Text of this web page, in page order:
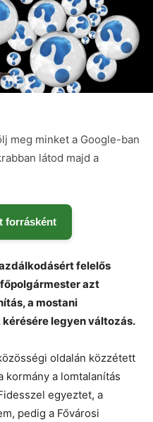
meg minket a Google-ban
látod majd a
forrásként
felelős
azt
a mostani
legyen változás.
oldalán közzétett
kormány a lomtalanítás
egyeztet, a
pedig a Fővárosi